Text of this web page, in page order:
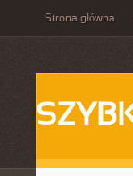
Strona główna